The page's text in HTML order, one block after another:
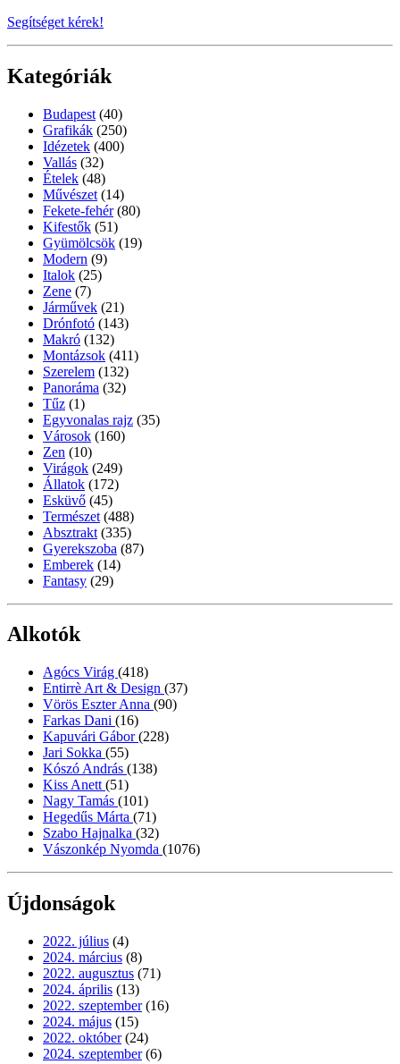
Segítséget kérek!
Kategóriák
Budapest (40)
Grafikák (250)
Idézetek (400)
Vallás (32)
Ételek (48)
Művészet (14)
Fekete-fehér (80)
Kifestők (51)
Gyümölcsök (19)
Modern (9)
Italok (25)
Zene (7)
Járművek (21)
Drónfotó (143)
Makró (132)
Montázsok (411)
Szerelem (132)
Panoráma (32)
Tűz (1)
Egyvonalas rajz (35)
Városok (160)
Zen (10)
Virágok (249)
Állatok (172)
Esküvő (45)
Természet (488)
Absztrakt (335)
Gyerekszoba (87)
Emberek (14)
Fantasy (29)
Alkotók
Agócs Virág (418)
Entirrè Art & Design (37)
Vörös Eszter Anna (90)
Farkas Dani (16)
Kapuvári Gábor(228)
Jari Sokka (55)
Kószó András (138)
Kiss Anett (51)
Nagy Tamás (101)
Hegedűs Márta (71)
Szabo Hajnalka (32)
Vászonkép Nyomda (1076)
Újdonságok
2022. július (4)
2024. március (8)
2022. augusztus (71)
2024. április (13)
2022. szeptember (16)
2024. május (15)
2022. október (24)
2024. szeptember (6)